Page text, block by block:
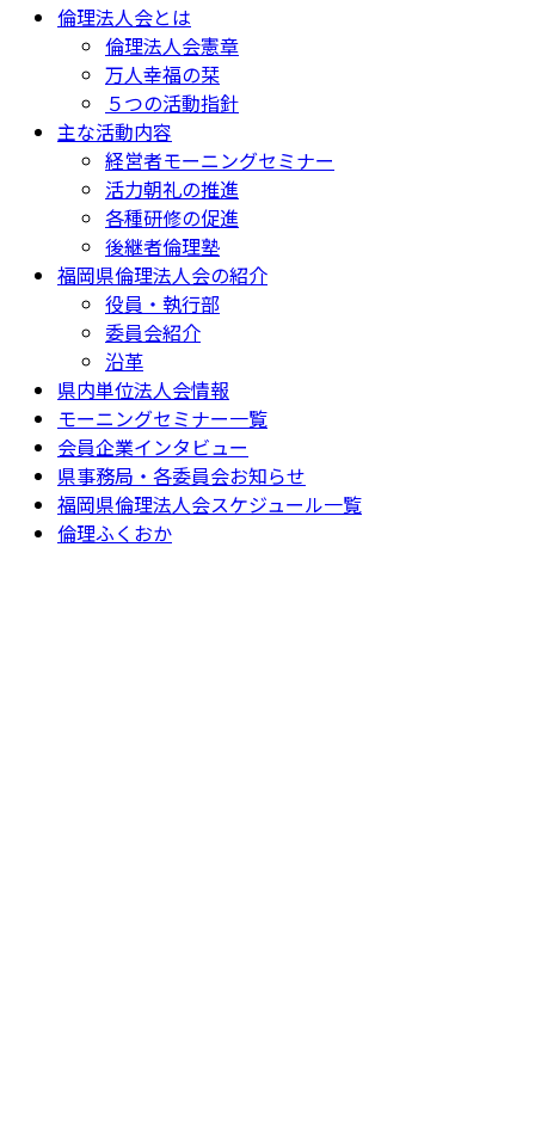
倫理法人会とは
倫理法人会憲章
万人幸福の栞
５つの活動指針
主な活動内容
経営者モーニングセミナー
活力朝礼の推進
各種研修の促進
後継者倫理塾
福岡県倫理法人会の紹介
役員・執行部
委員会紹介
沿革
県内単位法人会情報
モーニングセミナー一覧
会員企業インタビュー
県事務局・各委員会お知らせ
福岡県倫理法人会スケジュール一覧
倫理ふくおか